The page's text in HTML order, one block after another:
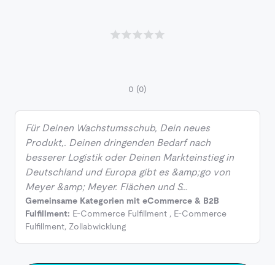
0 (0)
Für Deinen Wachstumsschub, Dein neues
Produkt,. Deinen dringenden Bedarf nach
besserer Logistik oder Deinen Markteinstieg in
Deutschland und Europa gibt es &amp;go von
Meyer &amp; Meyer. Flächen und S…
Gemeinsame Kategorien mit eCommerce & B2B
Fulfillment: E-Commerce Fulfillment , E-Commerce
Fulfillment, Zollabwicklung